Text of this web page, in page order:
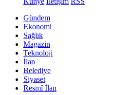
Gündem
Ekonomi
Sağlık
Magazin
Teknoloji
İlan
Belediye
Siyaset
Resmî İlan